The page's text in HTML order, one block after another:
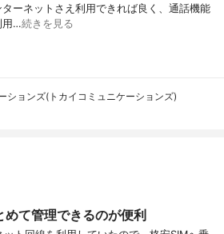
ーネットさえ利用できれば良く、通話機能
用…続きを見る
ションズ(トカイコミュニケーションズ)
て管理できるのが便利